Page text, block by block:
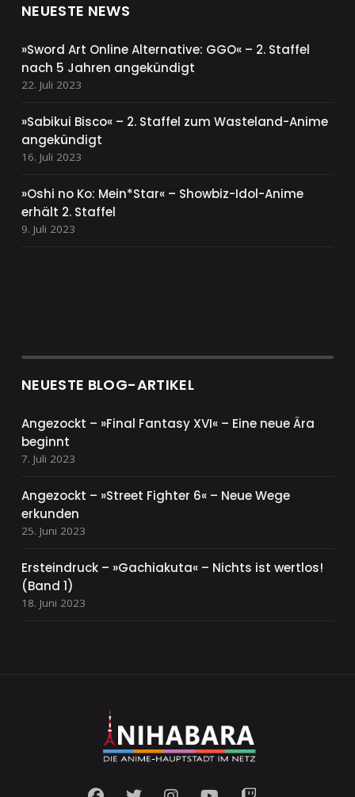
NEUESTE NEWS
»Sword Art Online Alternative: GGO« – 2. Staffel
nach 5 Jahren angekündigt
22. Juli 2023
»Sabikui Bisco« – 2. Staffel zum Wasteland-Anime
angekündigt
16. Juli 2023
»Oshi no Ko: Mein*Star« – Showbiz-Idol-Anime
erhält 2. Staffel
9. Juli 2023
NEUESTE BLOG-ARTIKEL
Angezockt – »Final Fantasy XVI« – Eine neue Ära
beginnt
7. Juli 2023
Angezockt – »Street Fighter 6« – Neue Wege
erkunden
25. Juni 2023
Ersteindruck – »Gachiakuta« – Nichts ist wertlos!
(Band 1)
18. Juni 2023